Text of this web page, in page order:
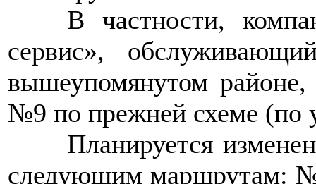
В частности,
сервис»,
вышеупомянутом районе,
№9 по прежней схеме (по
Планируется
следующим маршрутам: